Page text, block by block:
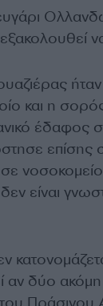
και η
έδαφος
επίσης
είναι
αν δύο